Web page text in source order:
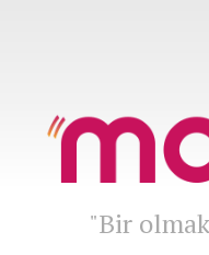
"Bir